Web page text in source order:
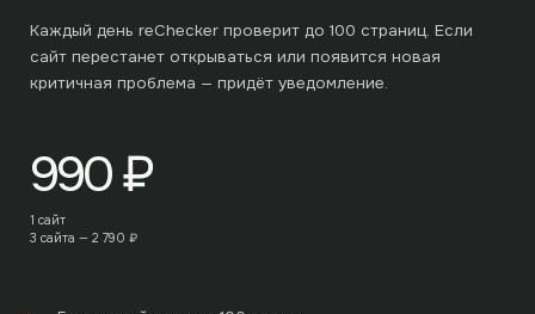
Каждый день reChecker проверит до 100 страниц. Если
сайт перестанет открываться или появится новая
критичная проблема — придёт уведомление.
990₽
1 сайт
3 сайта — 2 790 ₽